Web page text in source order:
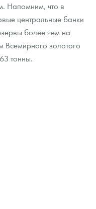
Напомним, что в
центральные банки
более чем на
Всемирного золотого
тонны.